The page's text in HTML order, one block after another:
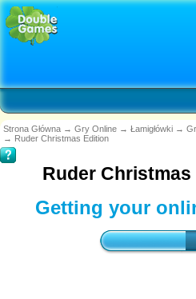
Strona Główna → Gry Online → Łamigłówki →
→ Ruder Christmas Edition
Ruder
Getting your